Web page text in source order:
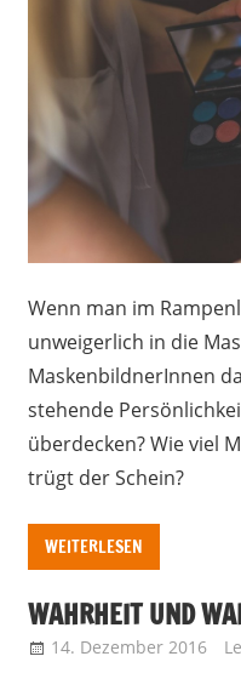
Wenn man im
unweigerlich in die
MaskenbildnerInnen
stehende
überdecken? Wie viel
trügt der Schein?
WEITERLESEN
WAHRHEIT UND
14. Dezember 2016